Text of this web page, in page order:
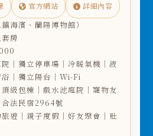
官方網站 詳細內容
海濱、蘭陽博物館）
房
｜獨立停車場｜冷暖氣機｜液
｜獨立陽台｜Wi-Fi
級包棟｜戲水池庭院｜寵物友
法民宿2964號
遊｜親子度假｜好友聚會｜壯